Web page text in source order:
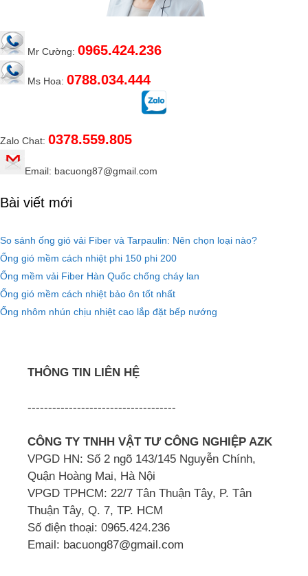
Mr Cường: 0965.424.236
Ms Hoa: 0788.034.444
Zalo Chat: 0378.559.805
Email: bacuong87@gmail.com
Bài viết mới
So sánh ống gió vải Fiber và Tarpaulin: Nên chọn loại nào?
Ống gió mềm cách nhiệt phi 150 phi 200
Ống mềm vải Fiber Hàn Quốc chống cháy lan
Ống gió mềm cách nhiệt bảo ôn tốt nhất
Ống nhôm nhún chịu nhiệt cao lắp đặt bếp nướng
THÔNG TIN LIÊN HỆ
------------------------------------
CÔNG TY TNHH VẬT TƯ CÔNG NGHIỆP AZK
VPGD HN: Số 2 ngõ 143/145 Nguyễn Chính,
Quận Hoàng Mai, Hà Nội
VPGD TPHCM: 22/7 Tân Thuận Tây, P. Tân
Thuận Tây, Q. 7, TP. HCM
Số điện thoại: 0965.424.236
Email: bacuong87@gmail.com